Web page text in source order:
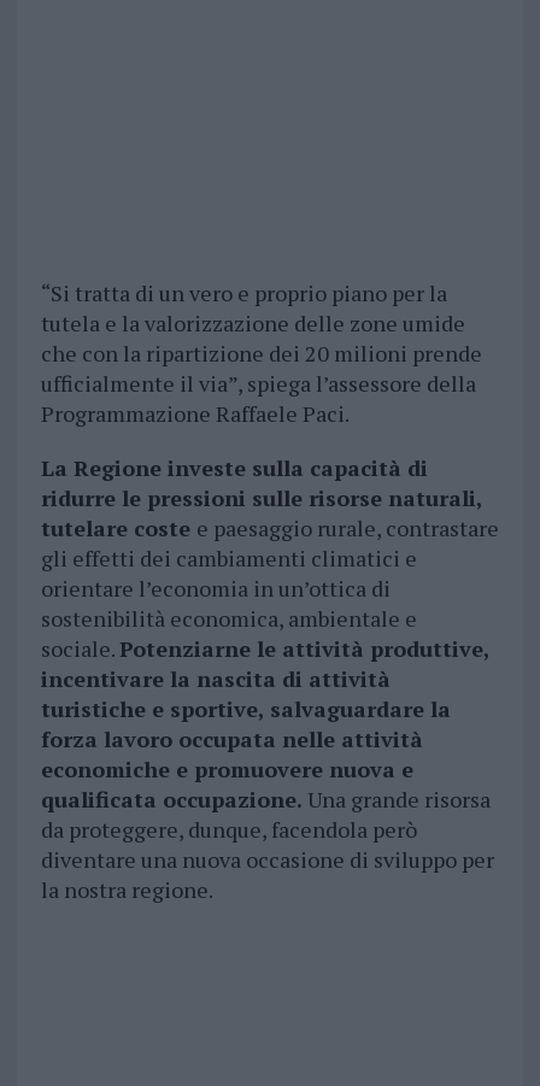
“Si tratta di un vero e proprio piano per la
tutela e la valorizzazione delle zone umide
che con la ripartizione dei 20 milioni prende
ufficialmente il via”, spiega l’assessore della
Programmazione Raffaele Paci.
La Regione investe sulla capacità di
ridurre le pressioni sulle risorse naturali,
tutelare coste e paesaggio rurale, contrastare
gli effetti dei cambiamenti climatici e
orientare l’economia in un’ottica di
sostenibilità economica, ambientale e
sociale.Potenziarne le attività produttive,
incentivare la nascita di attività
turistiche e sportive, salvaguardare la
forza lavoro occupata nelle attività
economiche e promuovere nuova e
qualificata occupazione. Una grande risorsa
da proteggere, dunque, facendola però
diventare una nuova occasione di sviluppo per
la nostra regione.